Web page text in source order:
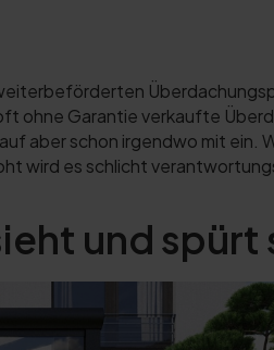
ohne Garantie verkaufte
aber schon irgendwo mit ein.
wird es schlicht
und spürt